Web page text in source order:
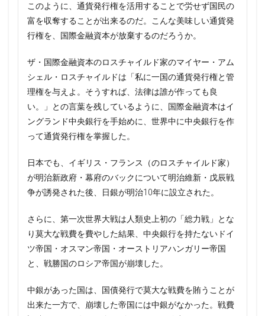
このように、通貨発行権を活用することで労せず国民の
富を収奪することが出来るのだ。こんな美味しい通貨発
行権を、国際金融資本が放棄するのだろうか。
ザ・国際金融資本のロスチャイルド家のマイヤー・アム
シェル・ロスチャイルドは「私に一国の通貨発行権と管
理権を与えよ。そうすれば、法律は誰が作っても良
い。」との言葉を残しているように、国際金融資本はイ
ングランド中央銀行を手始めに、世界中に中央銀行を作
って通貨発行権を掌握した。
日本でも、イギリス・フランス（のロスチャイルド家）
が明治新政府・幕府のバックについて明治維新・戊辰戦
争が誘発された後、日銀が明治10年に設立された。
さらに、第一次世界大戦は人類史上初の「総力戦」とな
り莫大な戦費を費やした結果、中央銀行を持たないドイ
ツ帝国・オスマン帝国・オーストリアハンガリー帝国
と、戦勝国のロシア帝国が崩壊した。
中銀があった国は、国債発行で莫大な戦費を賄うことが
出来た一方で、崩壊した帝国には中銀がなかった。戦費